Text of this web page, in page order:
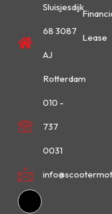
Sluisjesdijk
68 3087
AJ
Rotterdam
010 -
737
0031
Lease